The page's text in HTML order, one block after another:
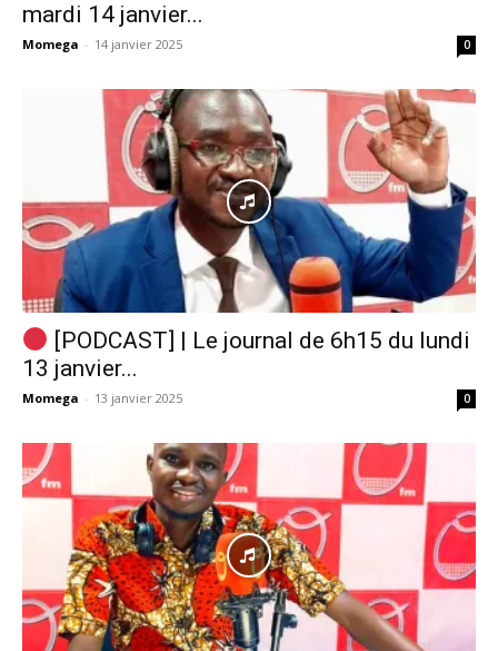
mardi 14 janvier...
Momega - 14 janvier 2025 0
[PODCAST] | Le journal de 6h15 du lundi
13 janvier...
Momega - 13 janvier 2025 0